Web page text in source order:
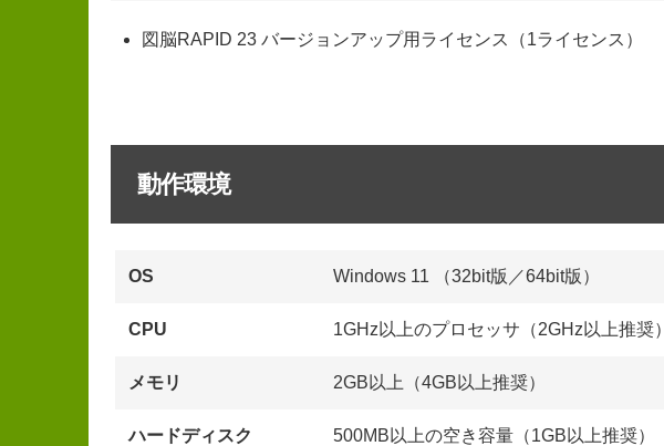
図脳RAPID 23 バージョンアップ用ライセンス（1ライセンス）
動作環境
OS Windows 11 （32bit版／64bit版）
CPU 1GHz以上のプロセッサ（2GHz以上推奨）
メモリ 2GB以上（4GB以上推奨）
ハードディスク 500MB以上の空き容量（1GB以上推奨）